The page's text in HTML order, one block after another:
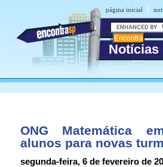
página inicial |
Notícias
ONG Matemática
alunos para novas
segunda-feira, 6 de fevereiro de